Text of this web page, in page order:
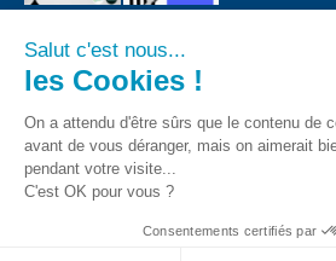
CPA - Tous droits
Salut c'est nous...
les Cookies !
On a attendu d'être sûrs que le contenu de
avant de vous déranger, mais on aimerait
pendant votre visite...
C'est OK pour vous ?
Consentements certifiés par